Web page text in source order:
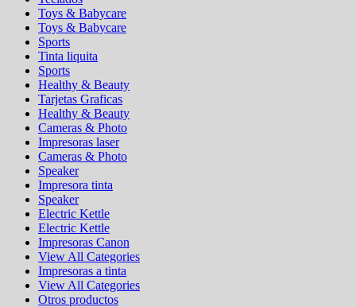
Toys & Babycare
Toys & Babycare
Sports
Tinta liquita
Sports
Healthy & Beauty
Tarjetas Graficas
Healthy & Beauty
Cameras & Photo
Impresoras laser
Cameras & Photo
Speaker
Impresora tinta
Speaker
Electric Kettle
Electric Kettle
Impresoras Canon
View All Categories
Impresoras a tinta
View All Categories
Otros productos